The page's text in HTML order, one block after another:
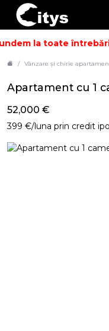
la toate
Vânzare și chirie
Apartament cu 1
52,000 €
399 €/luna prin credit